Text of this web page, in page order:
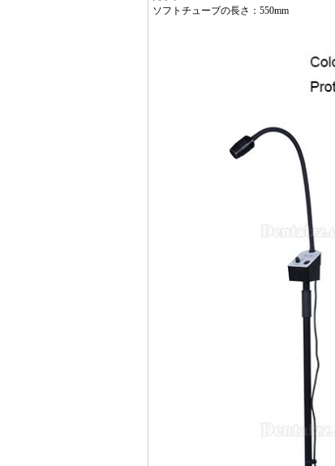
ソフトチューブの長さ：550mm